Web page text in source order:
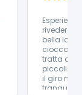
rivedere.
bella la
tratta di
il giro